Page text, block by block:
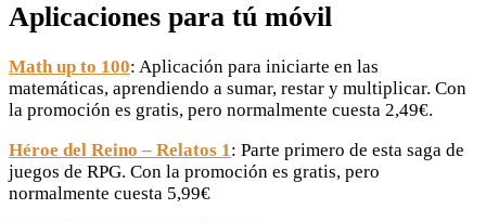
Aplicaciones para tú móvil
Math up to 100: Aplicación para iniciarte en las
matemáticas, aprendiendo a sumar, restar y multiplicar. Con
la promoción es gratis, pero normalmente cuesta 2,49€.
Héroe del Reino – Relatos 1: Parte primero de esta saga de
juegos de RPG. Con la promoción es gratis, pero
normalmente cuesta 5,99€